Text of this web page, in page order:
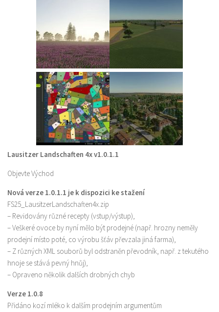
Lausitzer Landschaften 4x v1.0.1.1
Objevte Východ
Nová verze 1.0.1.1 je k dispozici ke stažení
FS25_LausitzerLandschaften4x.zip
– Revidovány různé recepty (vstup/výstup),
– Veškeré ovoce by nyní mělo být prodejné (např. hrozny neměly
prodejní místo poté, co výrobu šťáv převzala jiná farma),
– Z různých XML souborů byl odstraněn převodník, např. z tekutého
hnoje se stává pevný hnůj),
– Opraveno několik dalších drobných chyb
Verze 1.0.8
Přidáno kozí mléko k dalším prodejním argumentům